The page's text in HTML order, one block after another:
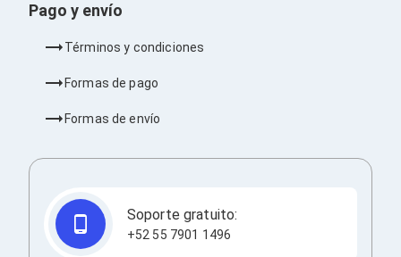
Soportes de Proyectores
Maletines para Proyectores
Pizarrones Interactivos
TV y Pantallas
Soportes para Pantallas
Controles Remoto
Pantallas
Pantallas Comerciales
Pantallas Interactivas
Pago y envío
Términos y condiciones
Formas de pago
Formas de envío
Soporte gratuito:
+52 55 7901 1496